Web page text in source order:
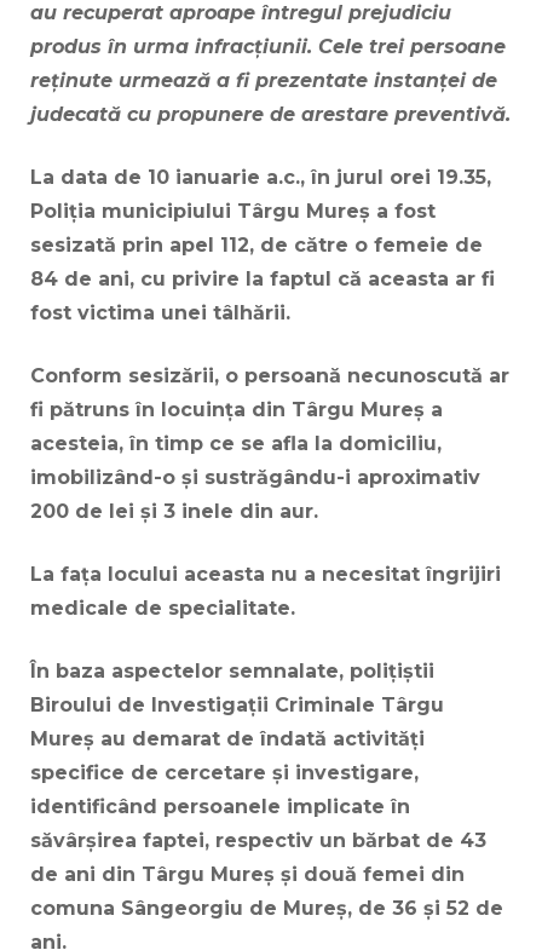
au recuperat aproape întregul prejudiciu
produs în urma infracțiunii. Cele trei persoane
reținute urmează a fi prezentate instanței de
judecată cu propunere de arestare preventivă.
La data de 10 ianuarie a.c., în jurul orei 19.35,
Poliția municipiului Târgu Mureș a fost
sesizată prin apel 112, de către o femeie de
84 de ani, cu privire la faptul că aceasta ar fi
fost victima unei tâlhării.
Conform sesizării, o persoană necunoscută ar
fi pătruns în locuința din Târgu Mureș a
acesteia, în timp ce se afla la domiciliu,
imobilizând-o și sustrăgându-i aproximativ
200 de lei și 3 inele din aur.
La fața locului aceasta nu a necesitat îngrijiri
medicale de specialitate.
În baza aspectelor semnalate, polițiștii
Biroului de Investigații Criminale Târgu
Mureș au demarat de îndată activități
specifice de cercetare și investigare,
identificând persoanele implicate în
săvârșirea faptei, respectiv un bărbat de 43
de ani din Târgu Mureș și două femei din
comuna Sângeorgiu de Mureș, de 36 și 52 de
ani.